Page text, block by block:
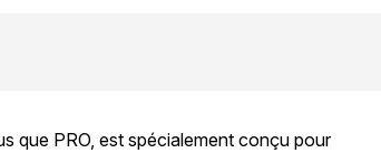
que PRO, est spécialement conçu pour